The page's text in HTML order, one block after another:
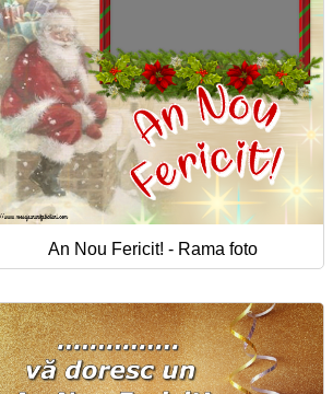
An Nou Fericit! - Rama foto